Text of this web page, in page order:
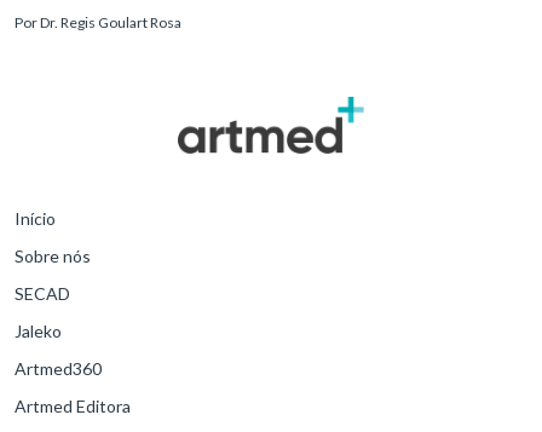
para o desfe
PorDr. Regis Goulart Rosa
Início
Sobre nós
SECAD
Jaleko
Artmed360
Artmed Editora